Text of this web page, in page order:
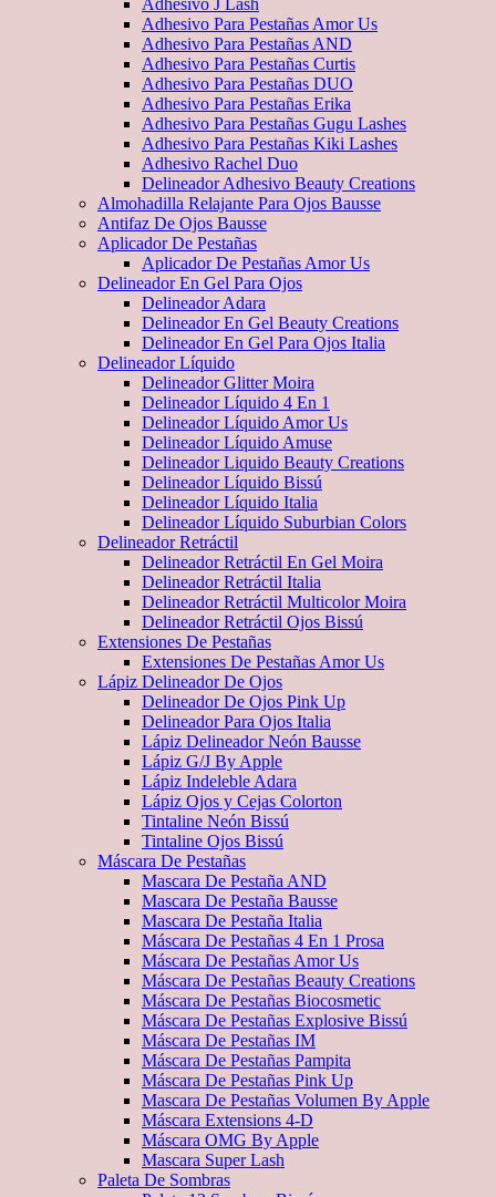
Adhesivo J Lash
Adhesivo Para Pestañas Amor Us
Adhesivo Para Pestañas AND
Adhesivo Para Pestañas Curtis
Adhesivo Para Pestañas DUO
Adhesivo Para Pestañas Erika
Adhesivo Para Pestañas Gugu Lashes
Adhesivo Para Pestañas Kiki Lashes
Adhesivo Rachel Duo
Delineador Adhesivo Beauty Creations
Almohadilla Relajante Para Ojos Bausse
Antifaz De Ojos Bausse
Aplicador De Pestañas
Aplicador De Pestañas Amor Us
Delineador En Gel Para Ojos
Delineador Adara
Delineador En Gel Beauty Creations
Delineador En Gel Para Ojos Italia
Delineador Líquido
Delineador Glitter Moira
Delineador Líquido 4 En 1
Delineador Líquido Amor Us
Delineador Líquido Amuse
Delineador Liquido Beauty Creations
Delineador Líquido Bissú
Delineador Líquido Italia
Delineador Líquido Suburbian Colors
Delineador Retráctil
Delineador Retráctil En Gel Moira
Delineador Retráctil Italia
Delineador Retráctil Multicolor Moira
Delineador Retráctil Ojos Bissú
Extensiones De Pestañas
Extensiones De Pestañas Amor Us
Lápiz Delineador De Ojos
Delineador De Ojos Pink Up
Delineador Para Ojos Italia
Lápiz Delineador Neón Bausse
Lápiz G/J By Apple
Lápiz Indeleble Adara
Lápiz Ojos y Cejas Colorton
Tintaline Neón Bissú
Tintaline Ojos Bissú
Máscara De Pestañas
Mascara De Pestaña AND
Mascara De Pestaña Bausse
Mascara De Pestaña Italia
Máscara De Pestañas 4 En 1 Prosa
Máscara De Pestañas Amor Us
Máscara De Pestañas Beauty Creations
Máscara De Pestañas Biocosmetic
Máscara De Pestañas Explosive Bissú
Máscara De Pestañas IM
Máscara De Pestañas Pampita
Máscara De Pestañas Pink Up
Mascara De Pestañas Volumen By Apple
Máscara Extensions 4-D
Máscara OMG By Apple
Mascara Super Lash
Paleta De Sombras